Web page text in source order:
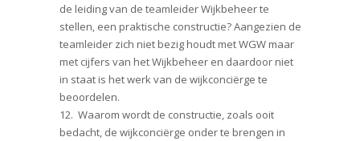
de leiding van de teamleider Wijkbeheer te
stellen, een praktische constructie? Aangezien de
teamleider zich niet bezig houdt met WGW maar
met cijfers van het Wijkbeheer en daardoor niet
in staat is het werk van de wijkconciërge te
beoordelen.
12. Waarom wordt de constructie, zoals ooit
bedacht, de wijkconciërge onder te brengen in